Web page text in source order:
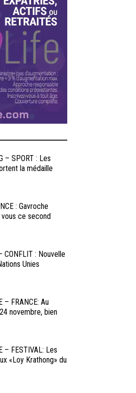
– SPORT : Les
la médaille
: Gavroche
ce second
CONFLIT : Nouvelle
Unies
– FRANCE: Au
novembre, bien
– FESTIVAL: Les
«Loy Krathong» du